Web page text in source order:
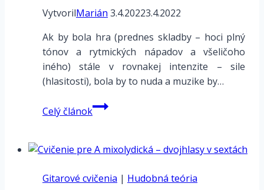
VytvorilMarián 3.4.20223.4.2022
Ak by bola hra (prednes skladby – hoci plný
tónov a rytmických nápadov a všeličoho
iného) stále v rovnakej intenzite – sile
(hlasitosti), bola by to nuda a muzike by…
Celý článokDynamika
a
znamienka
Gitarové cvičenia | Hudobná teória